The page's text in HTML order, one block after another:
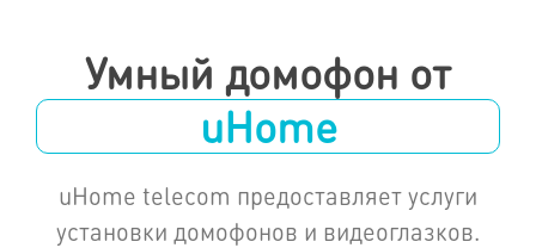
Умный домофон от
uHome
uHome telecom предоставляет услуги
установки домофонов и видеоглазков.